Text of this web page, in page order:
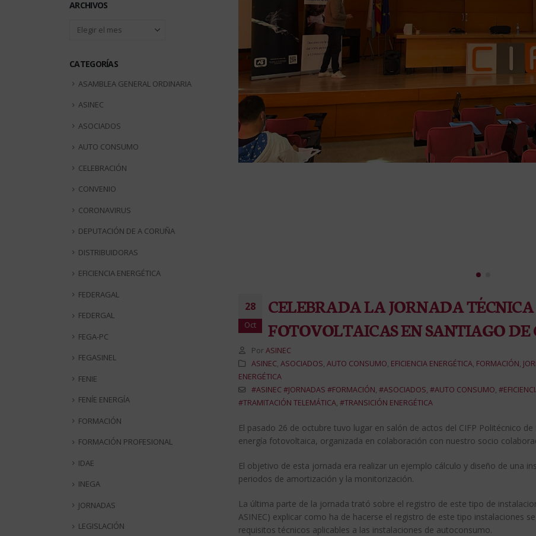
28
Oct
CELEBRADA LA JORNADA
FOTOVOLTAICAS EN SANTIAGO DE
Por ASINEC
ASINEC, ASOCIADOS, AUTO CONSUMO, EFICIENCIA ENERGÉTICA, FORMACIÓN,
ENERGÉTICA
#ASINEC #JORNADAS #FORMACIÓN, #ASOCIADOS, #AUTO CONSUMO,
#TRAMITACIÓN TELEMÁTICA, #TRANSICIÓN ENERGÉTICA
El pasado 26 de octubre tuvo lugar en salón de actos del CIFP Politécnico
energía fotovoltaica, organizada en colaboración con nuestro socio
El objetivo de esta jornada era realizar un ejemplo cálculo y diseño de una
periodos de amortización y la monitorización.
La última parte de la jornada trató sobre el registro de este tipo de
ASINEC) explicar como ha de hacerse el registro de este tipo instalaciones
requisitos técnicos aplicables a las instalaciones de autoconsumo.
ARCHIVOS
Archivos
CATEGORÍAS
ASAMBLEA GENERAL ORDINARIA
ASINEC
ASOCIADOS
AUTO CONSUMO
CELEBRACIÓN
CONVENIO
CORONAVIRUS
DEPUTACIÓN DE A CORUÑA
DISTRIBUIDORAS
EFICIENCIA ENERGÉTICA
FEDERAGAL
FEDERGAL
FEGA-PC
FEGASINEL
FENIE
FENÍE ENERGÍA
FORMACIÓN
FORMACIÓN PROFESIONAL
IDAE
INEGA
JORNADAS
LEGISLACIÓN